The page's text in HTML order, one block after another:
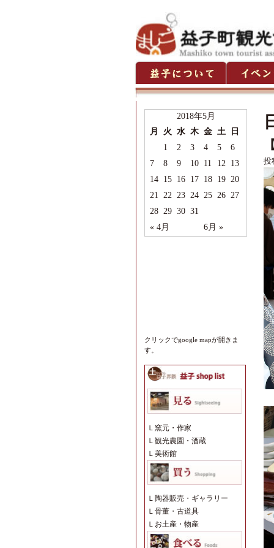
2018年5月
月
火 水 木 金 土 日
« 4月 6月 »
1 2 3 4 5
6
7
8 9 10 11 12 13
14 15 16 17 18 19 20
21 22 23 24 25 26 27
28 29 30 31
クリックでgoogle mapが開きま
す。
Ｌ 窯元・作家
Ｌ 観光農園・酒蔵
Ｌ 美術館
Ｌ 陶器販売・ギャラリー
Ｌ 骨董・古道具
Ｌ お土産・物産
投